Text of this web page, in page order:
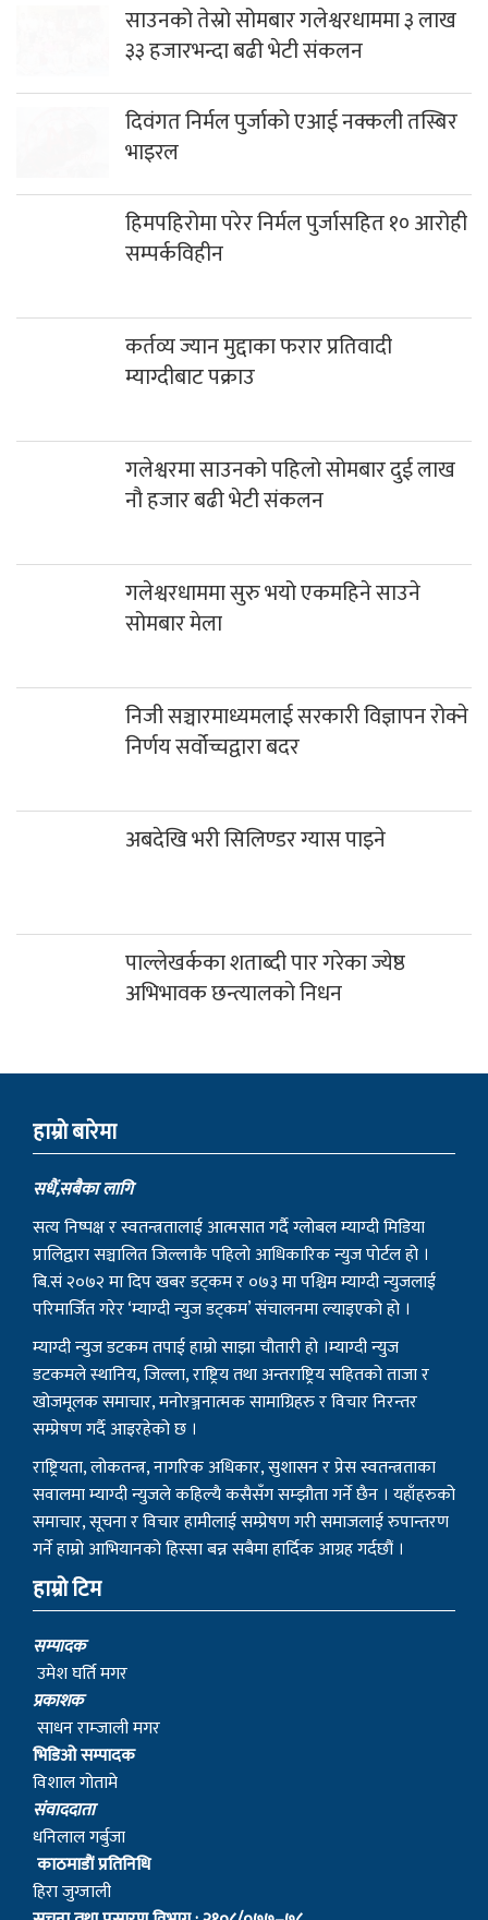
साउनको तेस्रो सोमबार गलेश्वरधाममा ३ लाख
३३ हजारभन्दा बढी भेटी संकलन
दिवंगत निर्मल पुर्जाको एआई नक्कली तस्बिर
भाइरल
हिमपहिरोमा परेर निर्मल पुर्जासहित १० आरोही
सम्पर्कविहीन
कर्तव्य ज्यान मुद्दाका फरार प्रतिवादी
म्याग्दीबाट पक्राउ
गलेश्वरमा साउनको पहिलो सोमबार दुई लाख
नौ हजार बढी भेटी संकलन
गलेश्वरधाममा सुरु भयो एकमहिने साउने
सोमबार मेला
निजी सञ्चारमाध्यमलाई सरकारी विज्ञापन रोक्ने
निर्णय सर्वोच्चद्वारा बदर
अबदेखि भरी सिलिण्डर ग्यास पाइने
पाल्लेखर्कका शताब्दी पार गरेका ज्येष्ठ
अभिभावक छन्त्यालको निधन
हाम्राे बारेमा
सधैं,सबैका लागि
सत्य निष्पक्ष र स्वतन्त्रतालाई आत्मसात गर्दै ग्लोबल म्याग्दी मिडिया
प्रालिद्वारा सञ्चालित जिल्लाकै पहिलो आधिकारिक न्युज पोर्टल हो ।
बि.सं २०७२ मा दिप खबर डट्कम र ०७३ मा पश्चिम म्याग्दी न्युजलाई
परिमार्जित गरेर ‘म्याग्दी न्युज डट्कम’ संचालनमा ल्याइएको हो ।
म्याग्दी न्युज डटकम तपाई हाम्रो साझा चौतारी हो ।म्याग्दी न्युज
डटकमले स्थानिय, जिल्ला, राष्ट्रिय तथा अन्तराष्ट्रिय सहितको ताजा र
खोजमूलक समाचार, मनोरञ्जनात्मक सामाग्रिहरु र विचार निरन्तर
सम्प्रेषण गर्दै आइरहेको छ ।
राष्ट्रियता, लोकतन्त्र, नागरिक अधिकार, सुशासन र प्रेस स्वतन्त्रताका
सवालमा म्याग्दी न्युजले कहिल्यै कसैसँग सम्झौता गर्ने छैन । यहाँहरुको
समाचार, सूचना र विचार हामीलाई सम्प्रेषण गरी समाजलाई रुपान्तरण
गर्ने हाम्रो आभियानको हिस्सा बन्न सबैमा हार्दिक आग्रह गर्दछौं ।
हाम्रो टिम
सम्पादक
उमेश घर्ति मगर
प्रकाशक
साधन राम्जाली मगर
भिडिओ सम्पादक
विशाल गोतामे
स‌ंवाददाता
धनिलाल गर्बुजा
काठमाडाैं प्रतिनिधि
हिरा जुग्जाली